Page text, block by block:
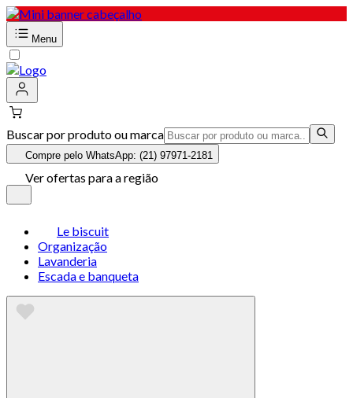
Menu
Buscar por produto ou marca
Compre pelo WhatsApp: (21) 97971-2181
Ver ofertas para a região
Le biscuit
Organização
Lavanderia
Escada e banqueta